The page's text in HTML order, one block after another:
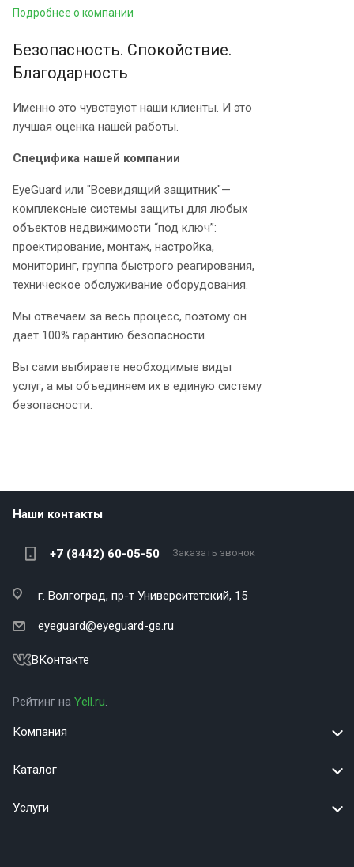
Подробнее о компании
Безопасность. Спокойствие.
Благодарность
Именно это чувствуют наши клиенты. И это
лучшая оценка нашей работы.
Специфика нашей компании
EyeGuard или "Всевидящий защитник"—
комплексные системы защиты для любых
объектов недвижимости “под ключ”:
проектирование, монтаж, настройка,
мониторинг, группа быстрого реагирования,
техническое обслуживание оборудования.
Мы отвечаем за весь процесс, поэтому он
дает 100% гарантию безопасности.
Вы сами выбираете необходимые виды
услуг, а мы объединяем их в единую систему
безопасности.
Наши контакты
+7 (8442) 60-05-50 Заказать звонок
г. Волгоград, пр-т Университетский, 15
eyeguard@eyeguard-gs.ru
ВКонтакте
Рейтинг на Yell.ru.
Компания
Каталог
Услуги